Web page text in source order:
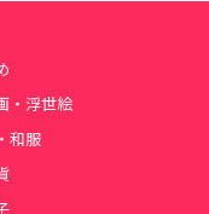
・浮世絵
和服